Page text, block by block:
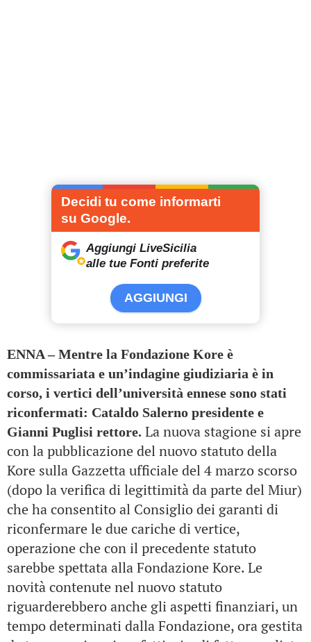
Decidi tu come informarti
su Google.
Aggiungi LiveSicilia
alle tue Fonti preferite
AGGIUNGI
ENNA – Mentre la Fondazione Kore è
commissariata e un’indagine giudiziaria è in
corso, i vertici dell’università ennese sono stati
riconfermati: Cataldo Salerno presidente e
Gianni Puglisi rettore. La nuova stagione si apre
con la pubblicazione del nuovo statuto della
Kore sulla Gazzetta ufficiale del 4 marzo scorso
(dopo la verifica di legittimità da parte del Miur)
che ha consentito al Consiglio dei garanti di
riconfermare le due cariche di vertice,
operazione che con il precedente statuto
sarebbe spettata alla Fondazione Kore. Le
novità contenute nel nuovo statuto
riguarderebbero anche gli aspetti finanziari, un
tempo determinati dalla Fondazione, ora gestita